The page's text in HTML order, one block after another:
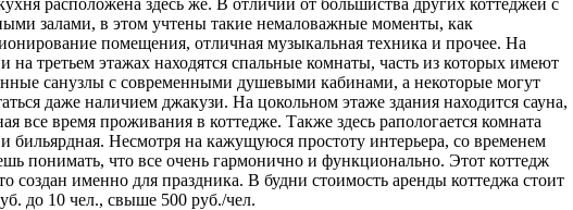
расположена здесь же. В отличии от большиства других коттеджей с
залами, в этом учтены такие немаловажные моменты, как
помещения, отличная музыкальная техника и прочее. На
на третьем этажах находятся спальные комнаты, часть из которых имеют
санузлы с современными душевыми кабинами, а некоторые могут
даже наличием джакузи. На цокольном этаже здания находится сауна,
все время проживания в коттедже. Также здесь рапологается комната
бильярдная. Несмотря на кажущуюся простоту интерьера, со временем
понимать, что все очень гармонично и функционально. Этот коттедж
создан именно для праздника. В будни стоимость аренды коттеджа стоит
до 10 чел., свыше 500 руб./чел.